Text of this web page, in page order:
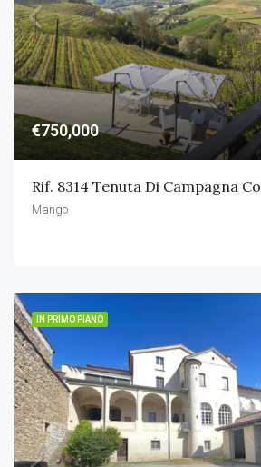
€750,000
Mango
IN PRIMO PIANO